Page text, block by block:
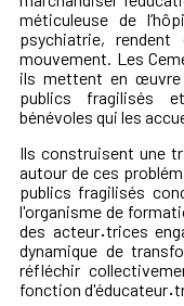
méticuleuse de
psychiatrie,
mouvement. Les
ils mettent en
publics fragilisés
bénévoles qui les
Ils construisent une
autour de ces
publics fragilisés
l'organisme de
des acteur·trices
dynamique de
réfléchir
fonction d'éducateur·